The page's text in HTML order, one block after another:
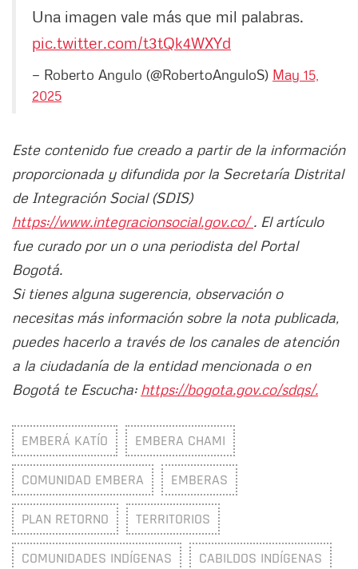
Una imagen vale más que mil palabras.
pic.twitter.com/t3tQk4WXYd
— Roberto Angulo (@RobertoAnguloS) May 15,
2025
Este contenido fue creado a partir de la información
proporcionada y difundida por la Secretaría Distrital
de Integración Social (SDIS)
https://www.integracionsocial.gov.co/. El artículo
fue curado por un o una periodista del Portal
Bogotá.
Si tienes alguna sugerencia, observación o
necesitas más información sobre la nota publicada,
puedes hacerlo a través de los canales de atención
a la ciudadanía de la entidad mencionada o en
Bogotá te Escucha: https://bogota.gov.co/sdqs/.
EMBERÁ KATÍO EMBERA CHAMI
COMUNIDAD EMBERA EMBERAS
PLAN RETORNO TERRITORIOS
COMUNIDADES INDÍGENAS CABILDOS INDÍGENAS